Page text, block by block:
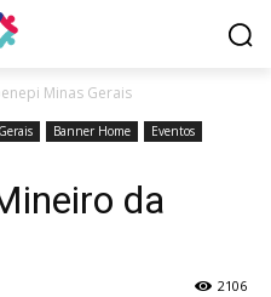
Minas Gerais
Banner Home
Eventos
da
2106